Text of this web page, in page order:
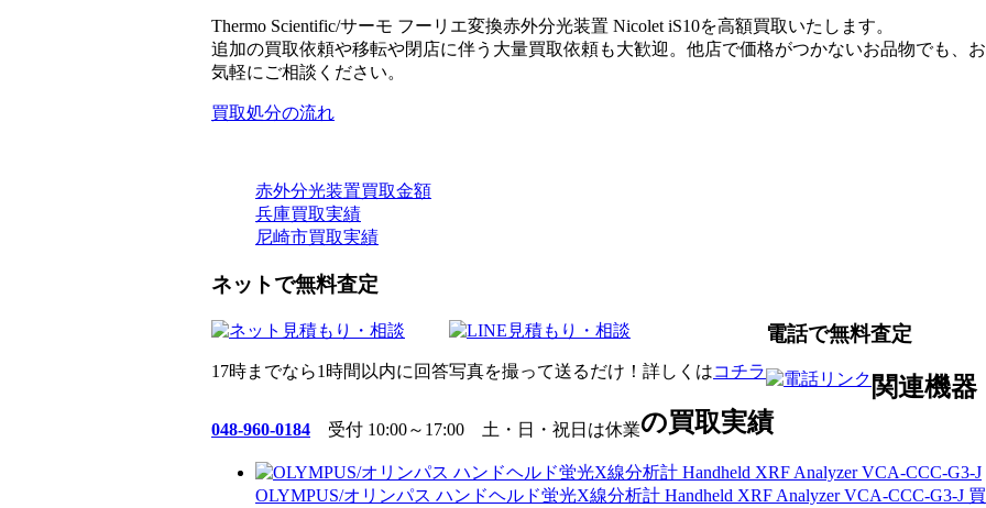
Thermo Scientific/サーモ フーリエ変換赤外分光装置 Nicolet iS10を高額買取いたします。
追加の買取依頼や移転や閉店に伴う大量買取依頼も大歓迎。他店で価格がつかないお品物でも、お
気軽にご相談ください。
買取処分の流れ
赤外分光装置買取金額
兵庫買取実績
尼崎市買取実績
ネットで無料査定
17時までなら1時間以内に回答写真を撮って送るだけ！詳しくはコチラ
電話で無料査定
048-960-0184 受付 10:00～17:00 土・日・祝日は休業
関連機器
の買取実績
OLYMPUS/オリンパス ハンドヘルド蛍光X線分析計 Handheld XRF Analyzer VCA-CCC-G3-J 買